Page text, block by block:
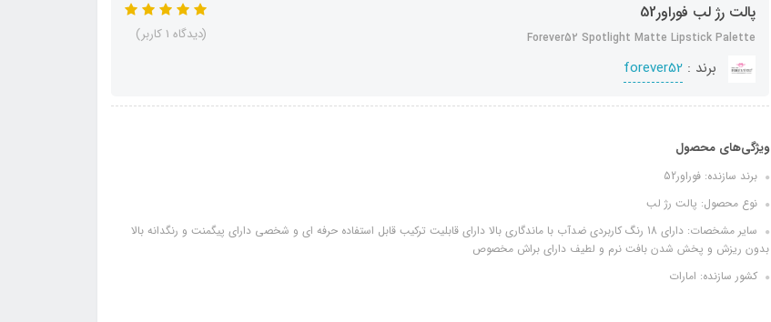
پالت رژ لب فوراور52
Forever52 Spotlight Matte Lipstick Palette
برند : forever52
(دیدگاه 1 کاربر)
ویژگی‌های محصول
برند سازنده: فوراور52
نوع محصول: پالت رژ لب
سایر مشخصات: دارای 18 رنگ کاربردی ضدآب با ماندگاری بالا دارای قابلیت ترکیب قابل استفاده حرفه ای و شخصی دارای پیگمنت و رنگدانه بالا
بدون ریزش و پخش شدن بافت نرم و لطیف دارای براش مخصوص
کشور سازنده: امارات